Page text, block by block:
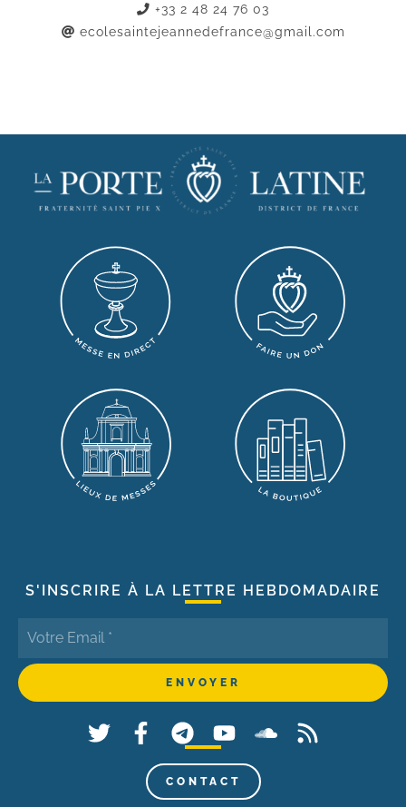
+33 2 48 24 76 03
ecolesaintejeannedefrance@gmail.com
S'INSCRIRE À LA LETTRE HEBDOMADAIRE
CONTACT